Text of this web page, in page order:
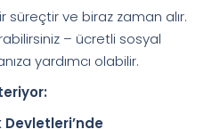
süreçtir ve biraz zaman alır.
– ücretli sosyal
yardımcı olabilir.